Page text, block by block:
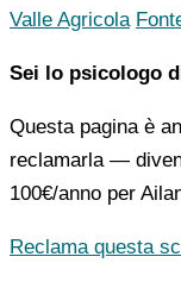
Valle Agricola
Sei lo psicologo
Questa pagina è
reclamarla —
100€/anno per
Reclama questa